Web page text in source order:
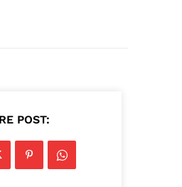
POST: